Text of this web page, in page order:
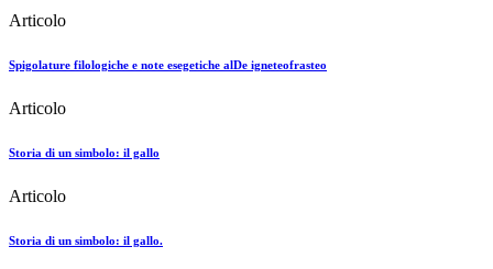
Articolo
Spigolature filologiche e note esegetiche alDe igneteofrasteo
Articolo
Storia di un simbolo: il gallo
Articolo
Storia di un simbolo: il gallo.